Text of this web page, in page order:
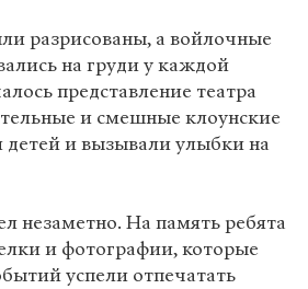
разрисованы, а войлочные
на груди у каждой
представление театра
и смешные клоунские
детей и вызывали улыбки на
незаметно. На память ребята
и фотографии, которые
успели отпечатать